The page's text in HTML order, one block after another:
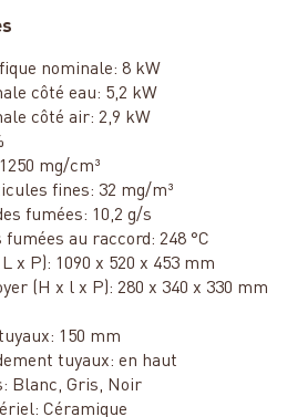
nominale: 8 kW
côté eau: 5,2 kW
côté air: 2,9 kW
mg/cm³
fines: 32 mg/m³
fumées: 10,2 g/s
fumées au raccord: 248 °C
x P): 1090 x 520 x 453 mm
(H x l x P): 280 x 340 x 330 mm
150 mm
tuyaux: en haut
Blanc, Gris, Noir
Céramique